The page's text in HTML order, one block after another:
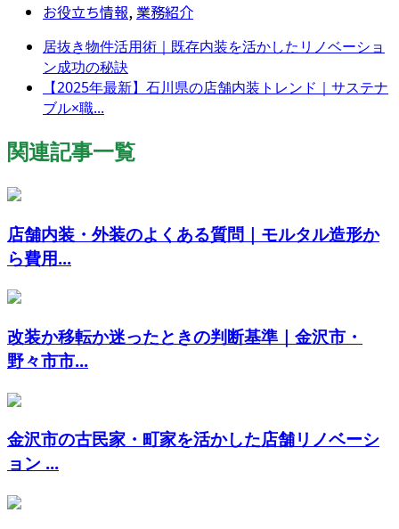
お役立ち情報,業務紹介
居抜き物件活用術｜既存内装を活かしたリノベーショ
ン成功の秘訣
【2025年最新】石川県の店舗内装トレンド｜サステナ
ブル×職...
関連記事一覧
店舗内装・外装のよくある質問｜モルタル造形か
ら費用...
改装か移転か迷ったときの判断基準｜金沢市・
野々市市...
金沢市の古民家・町家を活かした店舗リノベーシ
ョン ...